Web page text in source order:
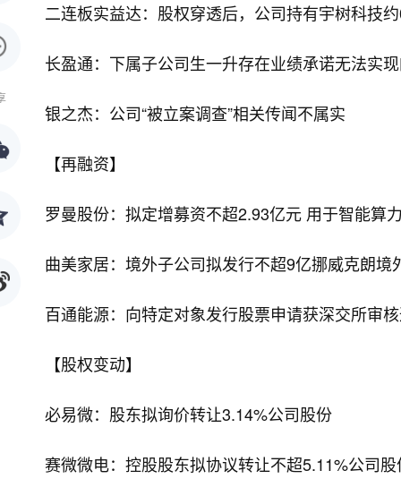
二连板实益达：股权穿透后，公司持有宇树科技
长盈通：下属子公司生一升存在业绩承诺无法实
银之杰：公司“被立案调查”相关传闻不属实
【再融资】
罗曼股份：拟定增募资不超2.93亿元 用于智能算
曲美家居：境外子公司拟发行不超9亿挪威克朗境
百通能源：向特定对象发行股票申请获深交所审
【股权变动】
必易微：股东拟询价转让3.14%公司股份
赛微微电：控股股东拟协议转让不超5.11%公司股